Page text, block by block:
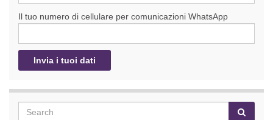
Il tuo numero di cellulare per comunicazioni WhatsApp